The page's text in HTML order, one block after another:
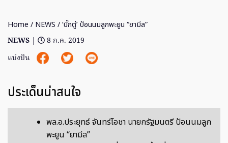
Home / NEWS / ‘บิ๊กตู่’ ป้อนนมลูกพะยูน “ยามีล”
NEWS |
8 ก.ค. 2019
แบ่งปัน
ประเด็นน่าสนใจ
พล.อ.ประยุทธ์ จันทร์โอชา นายกรัฐมนตรี ป้อนนมลูก
พะยูน “ยามีล”